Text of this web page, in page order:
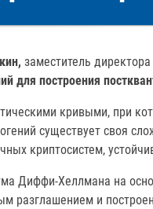
заместитель
для построения
кривыми, при
существует своя
криптосистем,
Диффи-Хеллмана на
разглашением и